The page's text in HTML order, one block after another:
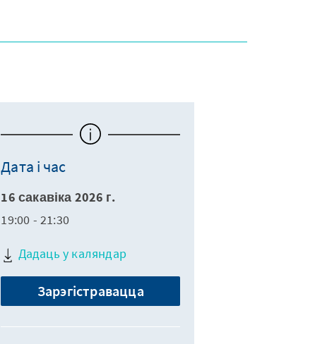
Дата і час
16 сакавіка 2026 г.
19:00 - 21:30
Дадаць у каляндар
Зарэгістравацца